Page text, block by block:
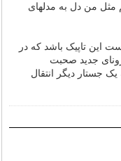
مثل من دل به مدلهای
این تاپیک باشد که در
جدید صحبت
جستار دیگر انتقال